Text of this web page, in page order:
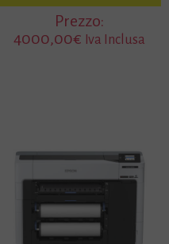
Prezzo:
4000,00€ Iva Inclusa